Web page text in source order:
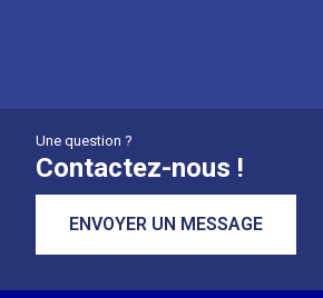
Une question ?
Contactez-nous !
ENVOYER UN MESSAGE